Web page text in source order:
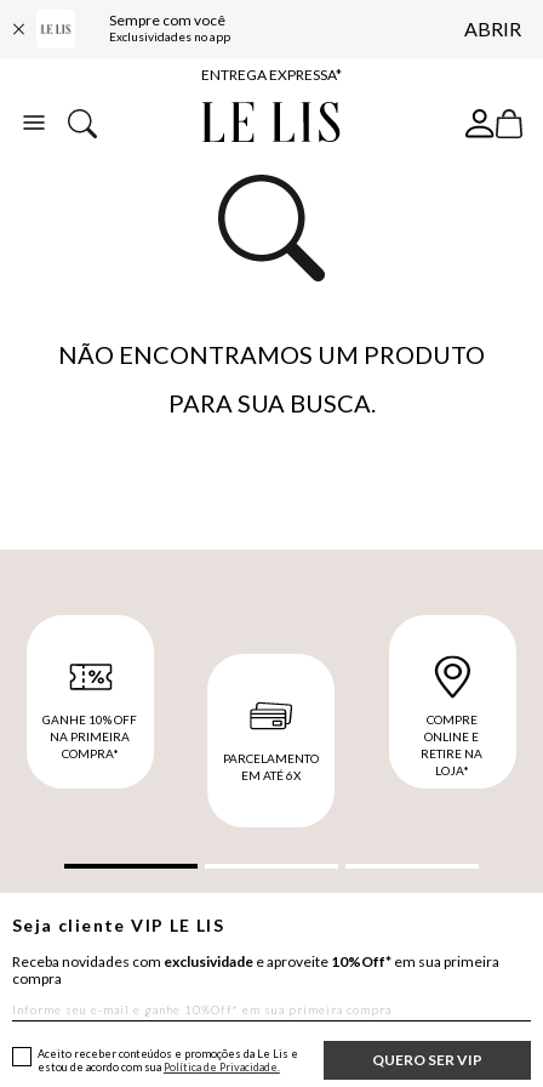
Sempre com você
Exclusividades no app ABRIR
COMPRE ONLINE E RETIRE EM LOJA*
ENTREGA EXPRESSA*
FRETE GRÁTIS*
10% OFF NA PRIMEIRA COMPRA*
NÃO ENCONTRAMOS UM PRODUTO
PARA SUA BUSCA.
GANHE 10% OFF
NA PRIMEIRA
COMPRA*
PARCELAMENTO
EM ATÉ 6X
COMPRE
ONLINE E
RETIRE NA
LOJA*
Seja clienteVIP LE LIS
Receba novidades com exclusividade e aproveite 10%Off* em sua primeira
compra
QUERO SER VIP
Aceito receber conteúdos e promoções da Le Lis e
estou de acordo com sua Política de Privacidade.